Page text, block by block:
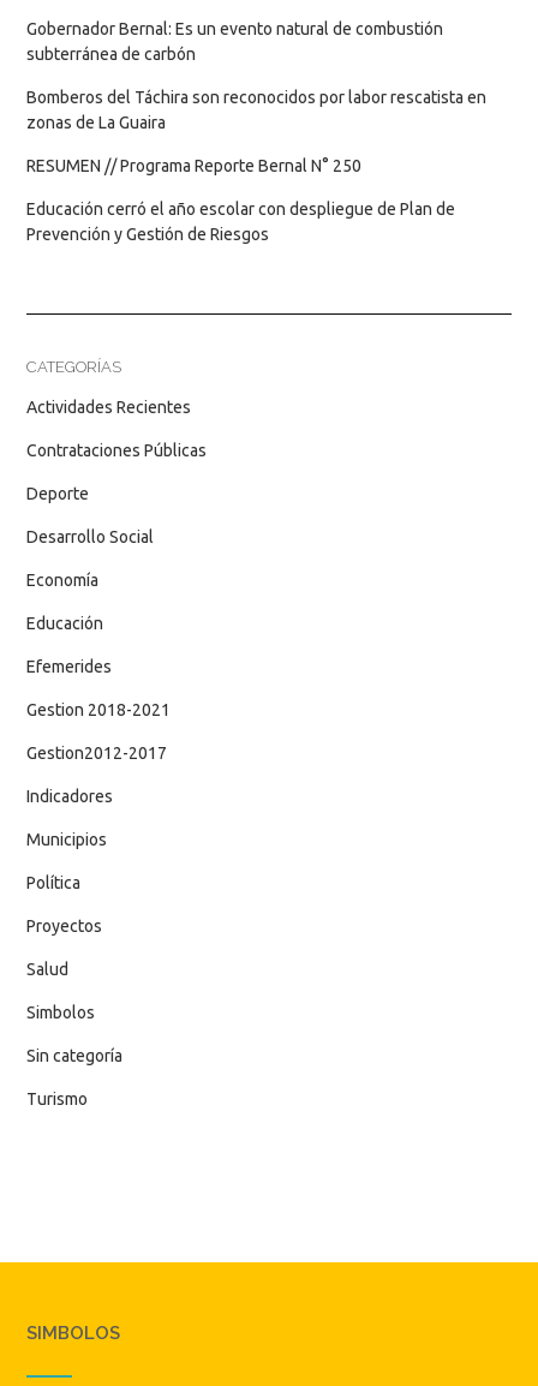
Gobernador Bernal: Es un evento natural de combustión
subterránea de carbón
Bomberos del Táchira son reconocidos por labor rescatista en
zonas de La Guaira
RESUMEN // Programa Reporte Bernal N° 250
Educación cerró el año escolar con despliegue de Plan de
Prevención y Gestión de Riesgos
CATEGORÍAS
Actividades Recientes
Contrataciones Públicas
Deporte
Desarrollo Social
Economía
Educación
Efemerides
Gestion 2018-2021
Gestion2012-2017
Indicadores
Municipios
Política
Proyectos
Salud
Simbolos
Sin categoría
Turismo
SIMBOLOS